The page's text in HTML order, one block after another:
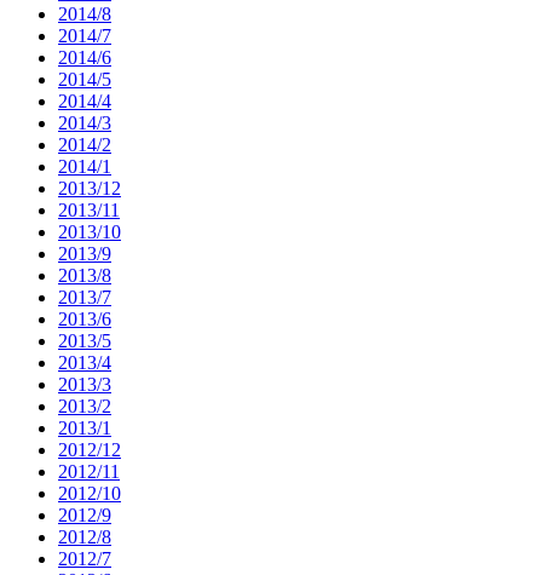
2014/8
2014/7
2014/6
2014/5
2014/4
2014/3
2014/2
2014/1
2013/12
2013/11
2013/10
2013/9
2013/8
2013/7
2013/6
2013/5
2013/4
2013/3
2013/2
2013/1
2012/12
2012/11
2012/10
2012/9
2012/8
2012/7